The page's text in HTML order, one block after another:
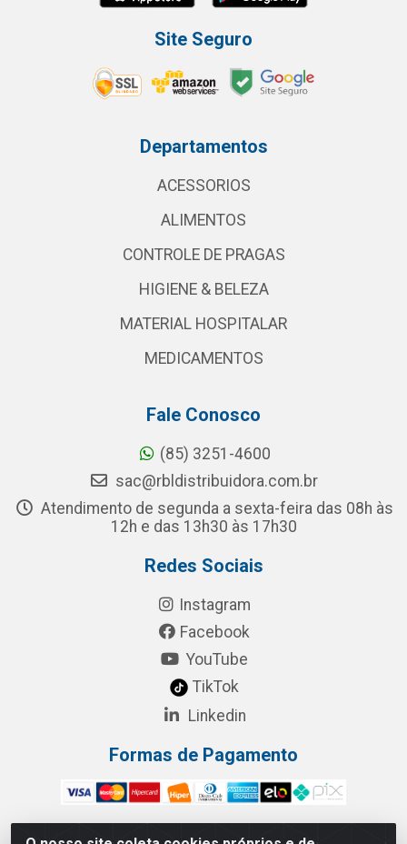
Site Seguro
Departamentos
ACESSORIOS
ALIMENTOS
CONTROLE DE PRAGAS
HIGIENE & BELEZA
MATERIAL HOSPITALAR
MEDICAMENTOS
Fale Conosco
(85) 3251-4600
sac@rbldistribuidora.com.br
Atendimento de segunda a sexta-feira das 08h às
12h e das 13h30 às 17h30
Redes Sociais
Instagram
Facebook
YouTube
TikTok
Linkedin
Formas de Pagamento